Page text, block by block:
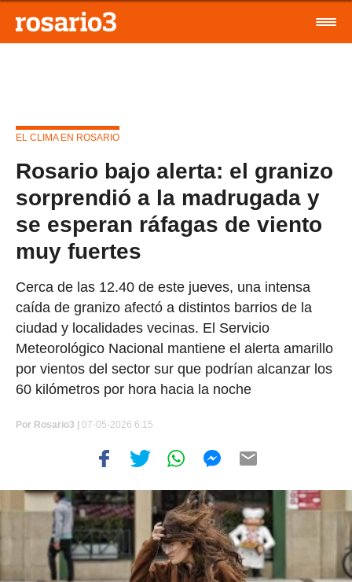
EL CLIMA EN ROSARIO
Rosario bajo alerta: el granizo
sorprendió a la madrugada y
se esperan ráfagas de viento
muy fuertes
Cerca de las 12.40 de este jueves, una intensa
caída de granizo afectó a distintos barrios de la
ciudad y localidades vecinas. El Servicio
Meteorológico Nacional mantiene el alerta amarillo
por vientos del sector sur que podrían alcanzar los
60 kilómetros por hora hacia la noche
Por Rosario3 | 07-05-2026 6:15